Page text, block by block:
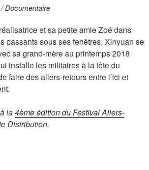
Documentaire
et sa petite amie Zoé dans
passants sous ses fenêtres, Xinyuan se
sa grand-mère au printemps 2018
installe les militaires à la tête du
faire des allers-retours entre l’ici et
la4èmeéditiondu Festival Allers-
Distribution.